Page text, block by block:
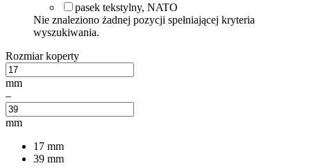
pasek tekstylny, NATO
Nie znaleziono żadnej pozycji spełniającej kryteria
wyszukiwania.
Rozmiar koperty
mm
–
mm
17 mm
39 mm